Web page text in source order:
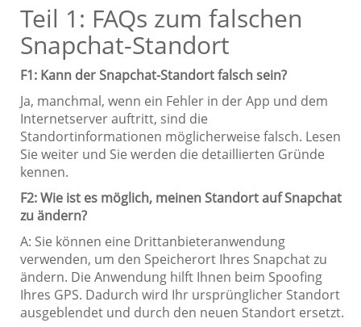
Teil 1: FAQs zum falschen
Snapchat-Standort
F1: Kann der Snapchat-Standort falsch sein?
Ja, manchmal, wenn ein Fehler in der App und dem
Internetserver auftritt, sind die
Standortinformationen möglicherweise falsch. Lesen
Sie weiter und Sie werden die detaillierten Gründe
kennen.
F2: Wie ist es möglich, meinen Standort auf Snapchat
zu ändern?
A: Sie können eine Drittanbieteranwendung
verwenden, um den Speicherort Ihres Snapchat zu
ändern. Die Anwendung hilft Ihnen beim Spoofing
Ihres GPS. Dadurch wird Ihr ursprünglicher Standort
ausgeblendet und durch den neuen Standort ersetzt.